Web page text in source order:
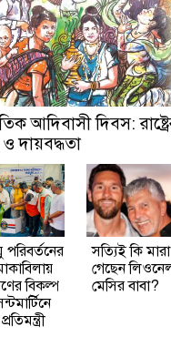
আদিবাসী দিবস:
ও দায়বদ্ধতা
বিকল্প
সত্যিই কি মারা
গেছেন
মেসির বাবা?